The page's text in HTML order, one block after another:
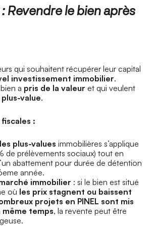
Revendre le bien après
qui souhaitent récupérer leur capital
investissement immobilier.
a pris de la valeur et qui veulent
value.
:
plus-values immobilières s’applique
de prélèvements sociaux) tout en
abattement pour durée de détention
année.
immobilier : si le bien est situé
où les prix stagnent ou baissent
projets en PINEL sont mis
temps, la revente peut être